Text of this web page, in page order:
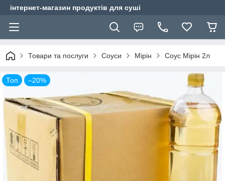
інтернет-магазин продуктів для суші
Товари та послуги Соуси Мірін Соус Мірін 2л
Топ –20%